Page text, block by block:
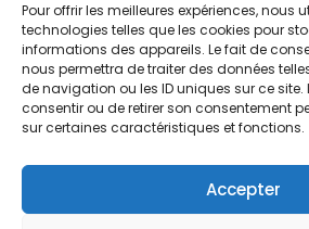
Pour offrir les meilleures expériences, nous
technologies telles que les cookies pour
informations des appareils. Le fait de
nous permettra de traiter des données
de navigation ou les ID uniques sur ce site.
consentir ou de retirer son consentement
sur certaines caractéristiques et fonctions.
Accepter